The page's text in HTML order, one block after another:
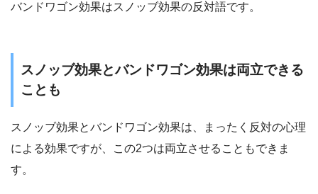
バンドワゴン効果はスノッブ効果の反対語です。
スノッブ効果とバンドワゴン効果は両立できる
ことも
スノッブ効果とバンドワゴン効果は、まったく反対の心理
による効果ですが、この2つは両立させることもできま
す。